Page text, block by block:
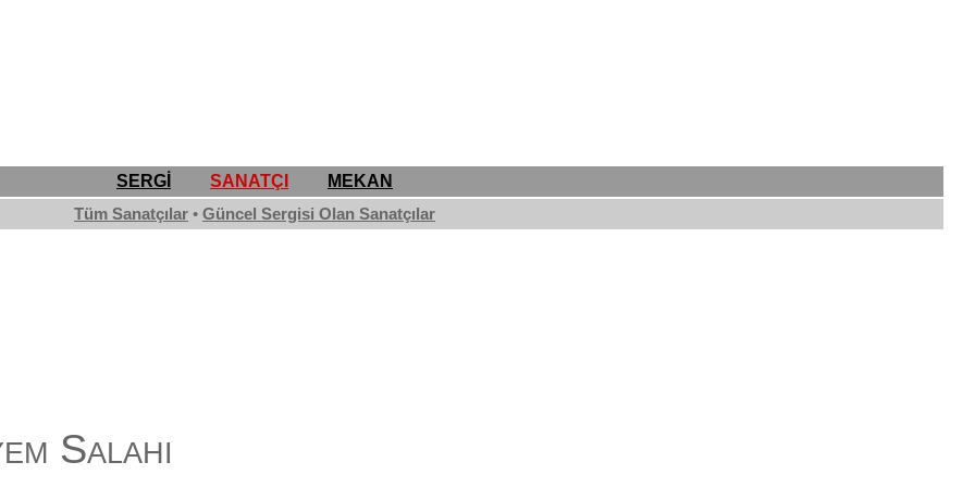
SERGİ SANATÇI
MEKAN
Tüm Sanatçılar • Güncel Sergisi Olan Sanatçılar
Salahi